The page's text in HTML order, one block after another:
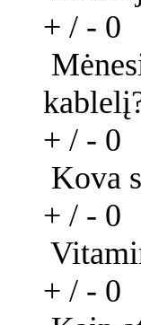
+ / - 0
+ / - 0
Kova
+ / - 0
+ / - 0